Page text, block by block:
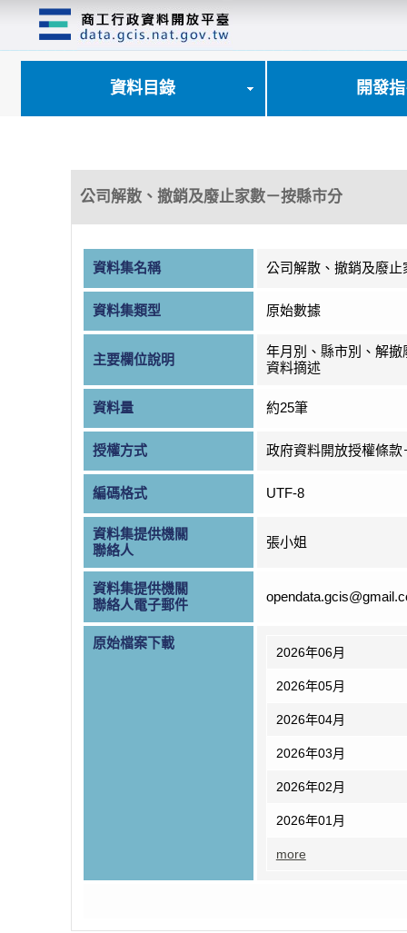
資料目錄 開發
公司解散、撤銷及廢止家數－按縣市分
資料集名稱 公司解散、撤銷及廢止
資料集類型 原始數據
主要欄位說明
年月別、縣市別、解撤
資料摘述
資料量 約25筆
授權方式 政府資料開放授權條款
編碼格式 UTF-8
資料集提供機關
聯絡人
張小姐
資料集提供機關
聯絡人電子郵件
原始檔案下載
2026年06月
2026年05月
2026年04月
2026年03月
2026年02月
2026年01月
more